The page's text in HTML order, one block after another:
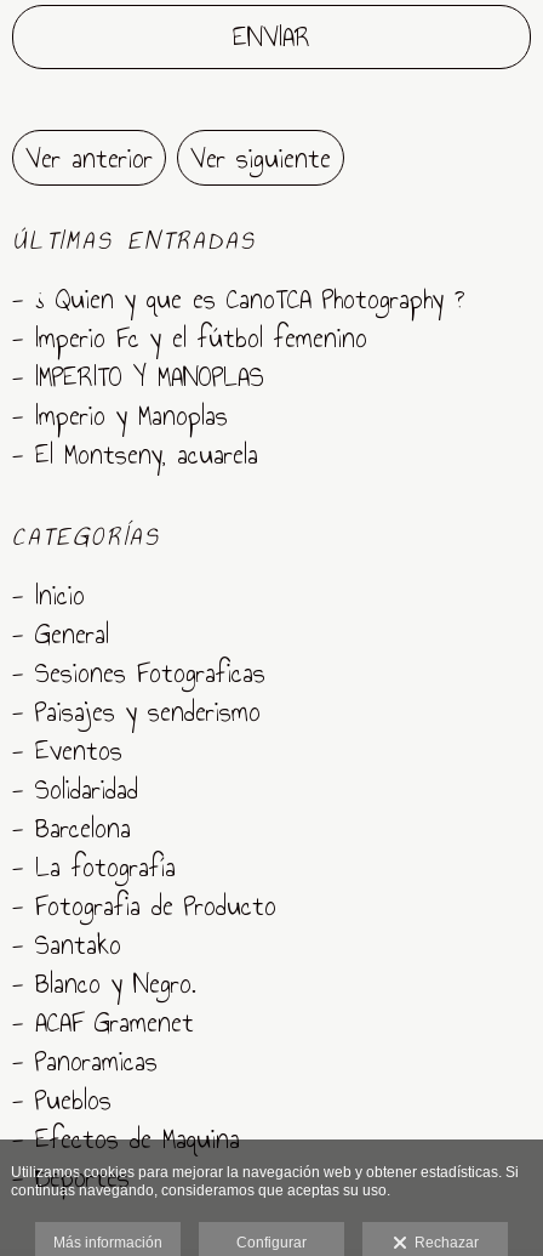
Ver anterior Ver siguiente
ÚLTIMAS ENTRADAS
- ¿ Quien y que es CanoTCA Photography ?
- Imperio Fc y el fútbol femenino
- IMPERITO Y MANOPLAS
- Imperio y Manoplas
- El Montseny, acuarela
CATEGORÍAS
- Inicio
- General
- Sesiones Fotograficas
- Paisajes y senderismo
- Eventos
- Solidaridad
- Barcelona
- La fotografía
- Fotografia de Producto
- Santako
- Blanco y Negro.
- ACAF Gramenet
- Panoramicas
- Pueblos
- Efectos de Maquina
- Deportes
Utilizamos cookies para mejorar la navegación web y obtener estadísticas. Si
continuas navegando, consideramos que aceptas su uso.
Más información Configurar Rechazar